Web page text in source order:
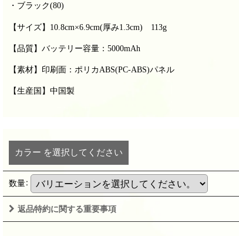
・ブラック(80)
【サイズ】10.8cm×6.9cm(厚み1. 3cm) 113g
【品質】バッテリー容量：5000mAh
【素材】印刷面：ポリカABS(PC-ABS)パネル
【生産国】中国製
カラー を選択してください
数量:
返品特約に関する重要事項